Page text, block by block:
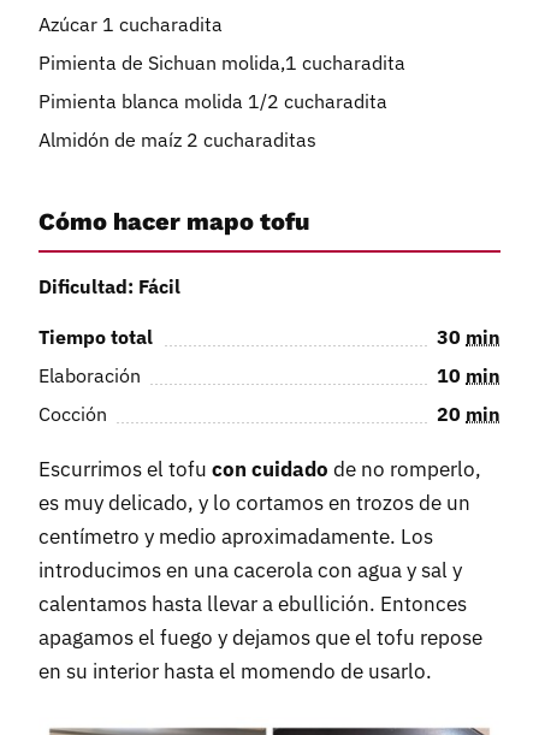
Azúcar 1 cucharadita
Pimienta de Sichuan molida,1 cucharadita
Pimienta blanca molida 1/2 cucharadita
Almidón de maíz 2 cucharaditas
Cómo hacer mapo tofu
Dificultad: Fácil
Tiempo total 30 min
Elaboración
10 min
Cocción
20 min
Escurrimos el tofu con cuidado de no romperlo,
es muy delicado, y lo cortamos en trozos de un
centímetro y medio aproximadamente. Los
introducimos en una cacerola con agua y sal y
calentamos hasta llevar a ebullición. Entonces
apagamos el fuego y dejamos que el tofu repose
en su interior hasta el momendo de usarlo.